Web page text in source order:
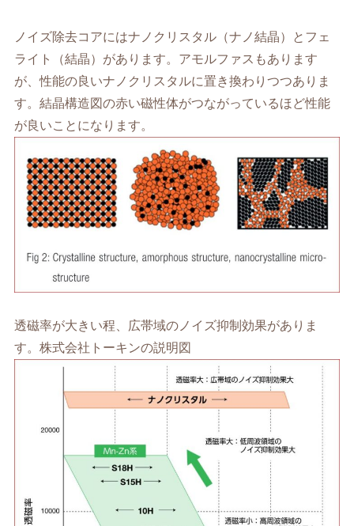
ノイズ除去コアにはナノクリスタル（ナノ結晶）とフェ
ライト（結晶）があります。アモルファスもあります
が、性能の良いナノクリスタルに置き換わりつつありま
す。結晶構造図の赤い磁性体がつながっているほど性能
が良いことになります。
透磁率が大きい程、広帯域のノイズ抑制効果がありま
す。株式会社トーキンの説明図